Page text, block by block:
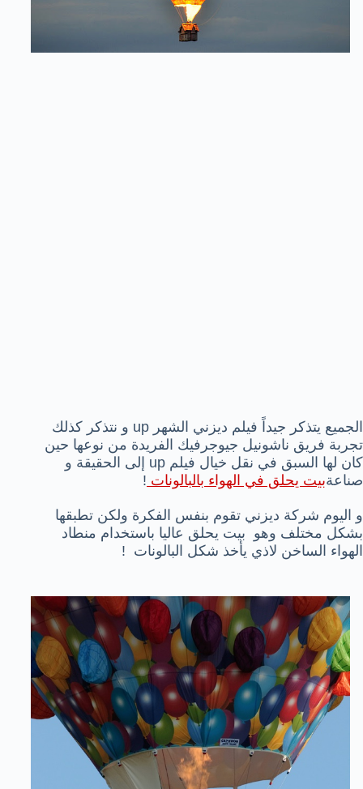
الجميع يتذكر جيداً فيلم ديزني الشهر up و نتذكر كذلك
تجربة فريق ناشونيل جيوجرفيك الفريدة من نوعها حين
كان لها السبق في نقل خيال فيلم up إلى الحقيقة و
صناعةبيت يحلق في الهواء بالبالونات !
و اليوم شركة ديزني تقوم بنفس الفكرة ولكن تطبقها
بشكل مختلف وهو بيت يحلق عاليا باستخدام منطاد
الهواء الساخن لاذي يأخذ شكل البالونات !